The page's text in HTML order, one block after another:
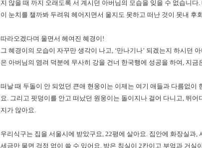
지 않을 때 까지 오래도록 서 계시던 아버님의 모습을 잊을 수 없습니
이 눈치를 챌까봐 두려워 헤어지면서 울지도 못하고 떠난 것이 못내 후
따라오겠다며 울면서 헤여진 혜경이!
그 혜경이의 모습이 자꾸만 생각이 나고, ‘만나기나’ 되겠는지 하시던
은 아버님의 염려 덕분에 무사히 강을 건너 한국행에 성공을 하여, 지금
떠날 때 두돌이 안 되었던 큰애 현웅이는 이제는 여기 애들과 다름없이
요. 그리고 핏덩이를 안고 떠났던 원웅이는 돌이지나 걸어 다니고, 뛰
지가 않아요.
우리식구는 집을 서울시에 받았구요, 22평에 살아요. 집안에 화장실과,
세금만 물면 걱정 없이 쓸 수 있어요. 방은 침실이 2칸이고 부엌과 거실